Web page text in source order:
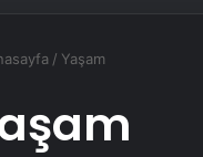
/ Yaşam